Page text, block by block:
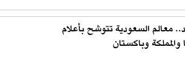
معالم السعودية تتوشح بأعلام
والمملكة وباكستان